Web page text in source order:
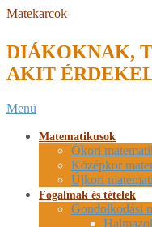
Skip
content
Matekarcok
DIÁKOKNAK,
AKIT
Secondary
Menu
Menü
Matematikusok
Ókori
Középkor
Újkori
Fogalmak és tételek
Gondolkodási